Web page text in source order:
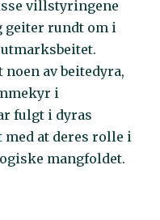
villstyringene
geiter rundt om i
av beitedyra,
i
fulgt i dyras
at deres rolle i
mangfoldet.